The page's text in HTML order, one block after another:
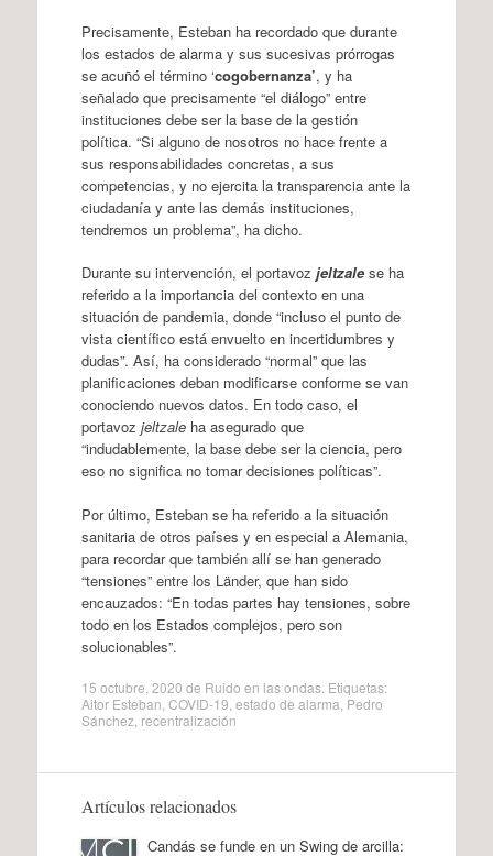
Precisamente, Esteban ha recordado que durante
los estados de alarma y sus sucesivas prórrogas
se acuñó el término ‘cogobernanza’, y ha
señalado que precisamente “el diálogo” entre
instituciones debe ser la base de la gestión
política. “Si alguno de nosotros no hace frente a
sus responsabilidades concretas, a sus
competencias, y no ejercita la transparencia ante la
ciudadanía y ante las demás instituciones,
tendremos un problema”, ha dicho.
Durante su intervención, el portavoz jeltzalese ha
referido a la importancia del contexto en una
situación de pandemia, donde “incluso el punto de
vista científico está envuelto en incertidumbres y
dudas”. Así, ha considerado “normal” que las
planificaciones deban modificarse conforme se van
conociendo nuevos datos. En todo caso, el
portavoz jeltzaleha asegurado que
“indudablemente, la base debe ser la ciencia, pero
eso no significa no tomar decisiones políticas”.
Por último, Esteban se ha referido a la situación
sanitaria de otros países y en especial a Alemania,
para recordar que también allí se han generado
“tensiones” entre los Länder, que han sido
encauzados: “En todas partes hay tensiones, sobre
todo en los Estados complejos, pero son
solucionables”.
15 octubre, 2020 de Ruido en las ondas. Etiquetas:
Aitor Esteban COVID-19 estado de alarma Pedro
Sánchez, recentralización
Artículos relacionados
Candás se funde en un Swing de arcilla: